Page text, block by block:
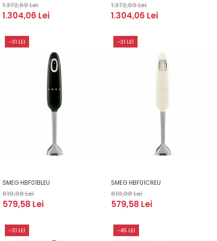
1.372,69 Lei
1.304,06 Lei
1.372,69 Lei
1.304,06 Lei
-31 LEI
SMEG HBF01BLEU
610,08 Lei
579,58 Lei
-31 LEI
SMEG HBF01CREU
610,08 Lei
579,58 Lei
-31 LEI -45 LEI